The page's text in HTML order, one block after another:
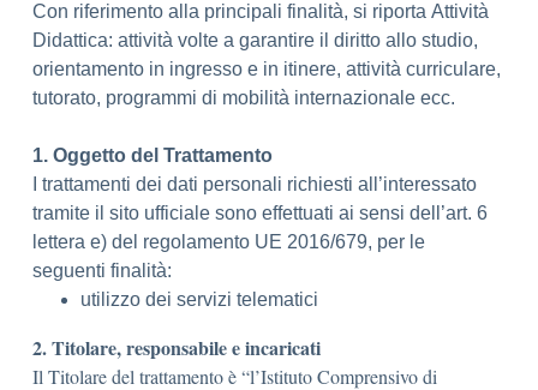
Con riferimento alla principali finalità, si riporta Attività
Didattica: attività volte a garantire il diritto allo studio,
orientamento in ingresso e in itinere, attività curriculare,
tutorato, programmi di mobilità internazionale ecc.
1. Oggetto del Trattamento
I trattamenti dei dati personali richiesti all’interessato
tramite il sito ufficiale sono effettuati ai sensi dell’art. 6
lettera e) del regolamento UE 2016/679, per le
seguenti finalità:
utilizzo dei servizi telematici
2. Titolare, responsabile e incaricati
Il Titolare del trattamento è “l’Istituto Comprensivo di